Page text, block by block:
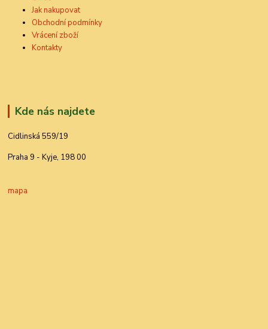
Jak nakupovat
Obchodní podmínky
Vrácení zboží
Kontakty
Kde nás najdete
Cidlinská 559/19
Praha 9 - Kyje, 198 00
mapa